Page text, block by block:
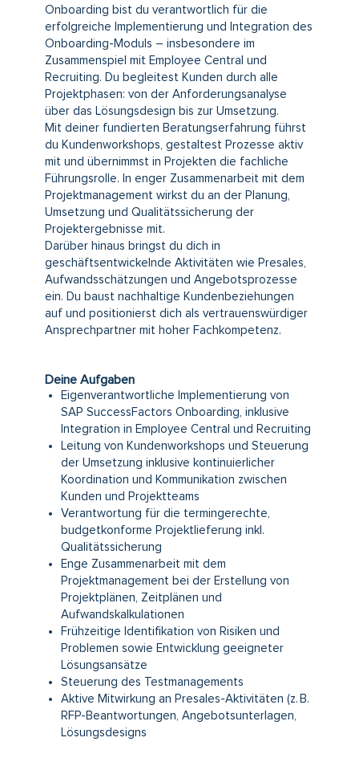
Onboarding bist du verantwortlich für die
erfolgreiche Implementierung und Integration des
Onboarding-Moduls – insbesondere im
Zusammenspiel mit Employee Central und
Recruiting. Du begleitest Kunden durch alle
Projektphasen: von der Anforderungsanalyse
über das Lösungsdesign bis zur Umsetzung.
Mit deiner fundierten Beratungserfahrung führst
du Kundenworkshops, gestaltest Prozesse aktiv
mit und übernimmst in Projekten die fachliche
Führungsrolle. In enger Zusammenarbeit mit dem
Projektmanagement wirkst du an der Planung,
Umsetzung und Qualitätssicherung der
Projektergebnisse mit.
Darüber hinaus bringst du dich in
geschäftsentwickelnde Aktivitäten wie Presales,
Aufwandsschätzungen und Angebotsprozesse
ein. Du baust nachhaltige Kundenbeziehungen
auf und positionierst dich als vertrauenswürdiger
Ansprechpartner mit hoher Fachkompetenz.
Deine Aufgaben
Eigenverantwortliche Implementierung von
SAP SuccessFactors Onboarding, inklusive
Integration in Employee Central und Recruiting
Leitung von Kundenworkshops und Steuerung
der Umsetzung inklusive kontinuierlicher
Koordination und Kommunikation zwischen
Kunden und Projektteams
Verantwortung für die termingerechte,
budgetkonforme Projektlieferung inkl.
Qualitätssicherung
Enge Zusammenarbeit mit dem
Projektmanagement bei der Erstellung von
Projektplänen, Zeitplänen und
Aufwandskalkulationen
Frühzeitige Identifikation von Risiken und
Problemen sowie Entwicklung geeigneter
Lösungsansätze
Steuerung des Testmanagements
Aktive Mitwirkung an Presales-Aktivitäten (z. B.
RFP-Beantwortungen, Angebotsunterlagen,
Lösungsdesigns